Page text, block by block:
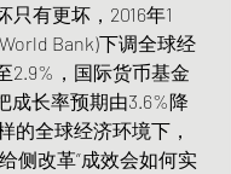
只有更坏，2016年1
Bank)下调全球经
2.9%，国际货币基金
成长率预期由3.6%降
的全球经济环境下，
侧改革”成效会如何实